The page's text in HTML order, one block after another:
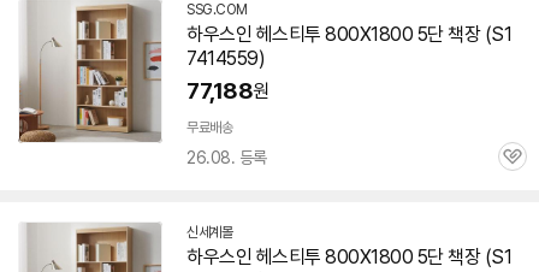
SSG.COM
하우스인 헤스티투 800X1800 5단책장(S1
7414559)
77,188원
무료배송
26.08. 등록
관
신세계몰
하우스인 헤스티투 800X1800 5단책장(S1